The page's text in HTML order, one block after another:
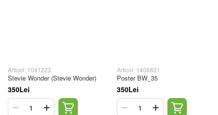
Articol: 1041223
Stevie Wonder (Stevie Wonder)
350Lei
Articol: 1406831
Poster BW_35
350Lei